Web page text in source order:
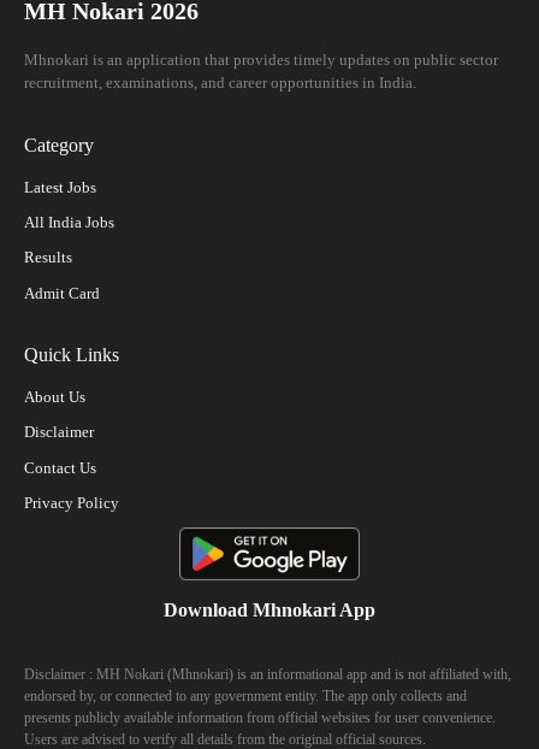
MH Nokari 2026
Mhnokari is an application that provides timely updates on public sector
recruitment, examinations, and career opportunities in India.
Category
Latest Jobs
All India Jobs
Results
Admit Card
Quick Links
About Us
Disclaimer
Contact Us
Privacy Policy
Download Mhnokari App
Disclaimer : MH Nokari (Mhnokari) is an informational app and is not affiliated with,
endorsed by, or connected to any government entity. The app only collects and
presents publicly available information from official websites for user convenience.
Users are advised to verify all details from the original official sources.